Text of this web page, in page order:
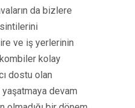
da bizlere
ve iş yerlerinin
kolay
dostu olan
devam